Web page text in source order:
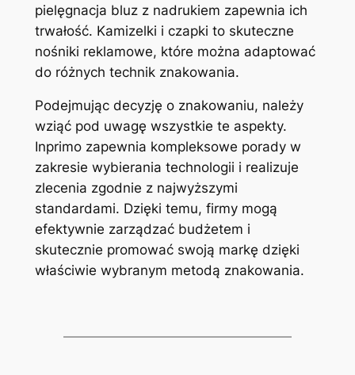
pielęgnacja bluz z nadrukiem zapewnia ich
trwałość. Kamizelki i czapki to skuteczne
nośniki reklamowe, które można adaptować
do różnych technik znakowania.
Podejmując decyzję o znakowaniu, należy
wziąć pod uwagę wszystkie te aspekty.
Inprimo zapewnia kompleksowe porady w
zakresie wybierania technologii i realizuje
zlecenia zgodnie z najwyższymi
standardami. Dzięki temu, firmy mogą
efektywnie zarządzać budżetem i
skutecznie promować swoją markę dzięki
właściwie wybranym metodą znakowania.